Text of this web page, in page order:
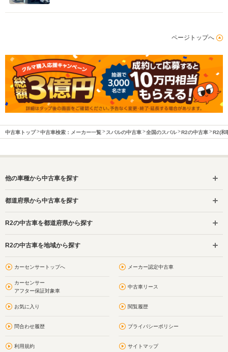
ページトップへ
中古車トップ 中古車検索：メーカー一覧 スバルの中古車 全国のスバル R2の中古車 R2(和
他の車種から中古車を探す
都道府県から中古車を探す
R2の中古車を都道府県から探す
R2の中古車を地域から探す
カーセンサートップへ メーカー認定中古車
カーセンサー
アフター保証対象車
中古車リース
お気に入り 閲覧履歴
問合わせ履歴 プライバシーポリシー
利用規約 サイトマップ